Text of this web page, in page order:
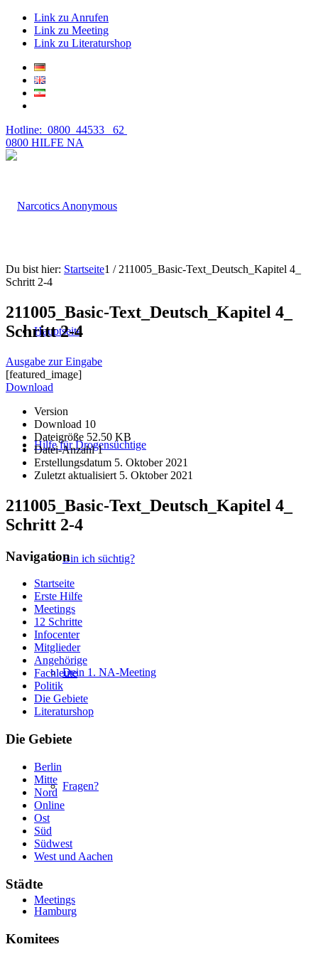
Link zu Anrufen
Link zu Meeting
Link zu Literaturshop
Hotline: 0800 44533 62
0800 HILFE NA
Hauptseite
Hilfe für Drogensüchtige
Bin ich süchtig?
Dein 1. NA-Meeting
Fragen?
Meetings
Du bist hier: Startseite1 / 211005_Basic-Text_Deutsch_Kapitel 4_
Schritt 2-4
211005_Basic-Text_Deutsch_Kapitel 4_
Schritt 2-4
Ausgabe zur Eingabe
[featured_image]
Download
Version
Download 10
Dateigröße 52.50 KB
Datei-Anzahl1
Erstellungsdatum 5. Oktober 2021
Zuletzt aktualisiert 5. Oktober 2021
211005_Basic-Text_Deutsch_Kapitel 4_
Schritt 2-4
Navigation
Startseite
Erste Hilfe
Meetings
12 Schritte
Infocenter
Mitglieder
Angehörige
Fachleute
Politik
Die Gebiete
Literaturshop
Die Gebiete
Berlin
Mitte
Nord
Online
Ost
Süd
Südwest
West und Aachen
Städte
Hamburg
Komitees